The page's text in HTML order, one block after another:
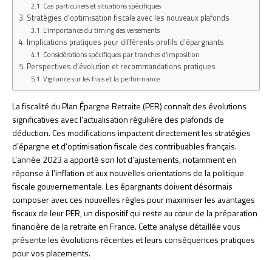
Cas particuliers et situations spécifiques
Stratégies d’optimisation fiscale avec les nouveaux plafonds
L’importance du timing des versements
Implications pratiques pour différents profils d’épargnants
Considérations spécifiques par tranches d’imposition
Perspectives d’évolution et recommandations pratiques
Vigilance sur les frais et la performance
La fiscalité du Plan Épargne Retraite (PER) connaît des évolutions
significatives avec l’actualisation régulière des plafonds de
déduction. Ces modifications impactent directement les stratégies
d’épargne et d’optimisation fiscale des contribuables français.
L’année 2023 a apporté son lot d’ajustements, notamment en
réponse à l’inflation et aux nouvelles orientations de la politique
fiscale gouvernementale. Les épargnants doivent désormais
composer avec ces nouvelles règles pour maximiser les avantages
fiscaux de leur PER, un dispositif qui reste au cœur de la préparation
financière de la retraite en France. Cette analyse détaillée vous
présente les évolutions récentes et leurs conséquences pratiques
pour vos placements.